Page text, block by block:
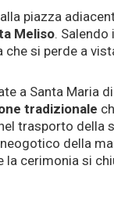
piazza
Meliso.
che si perde a
a Santa Maria
tradizionale
trasporto della
della
la cerimonia si